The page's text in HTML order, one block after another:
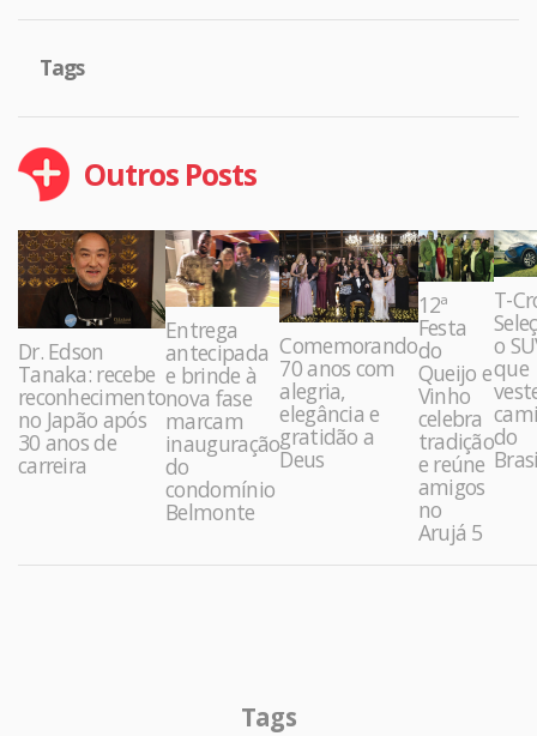
Tags
Outros Posts
Dr. Edson
Tanaka: recebe
reconhecimento
no Japão após
30 anos de
carreira
Entrega
antecipada
e brinde à
nova fase
marcam
inauguração
do
condomínio
Belmonte
Comemorando
70 anos com
alegria,
elegância e
gratidão a
Deus
12ª
Festa
do
Queijo e
Vinho
celebra
tradição
e reúne
amigos
no
Arujá 5
T-
o
que
do
Tags